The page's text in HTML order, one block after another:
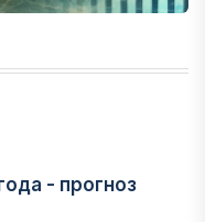
- прогноз